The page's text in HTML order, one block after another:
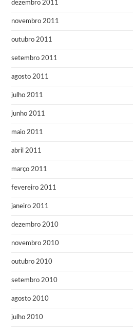
dezembro 2011
novembro 2011
outubro 2011
setembro 2011
agosto 2011
julho 2011
junho 2011
maio 2011
abril 2011
março 2011
fevereiro 2011
janeiro 2011
dezembro 2010
novembro 2010
outubro 2010
setembro 2010
agosto 2010
julho 2010